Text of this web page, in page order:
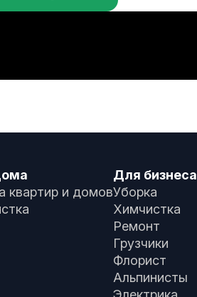
квартир и домов
Для бизнеса
Уборка
Химчистка
Ремонт
Грузчики
Флорист
Альпинисты